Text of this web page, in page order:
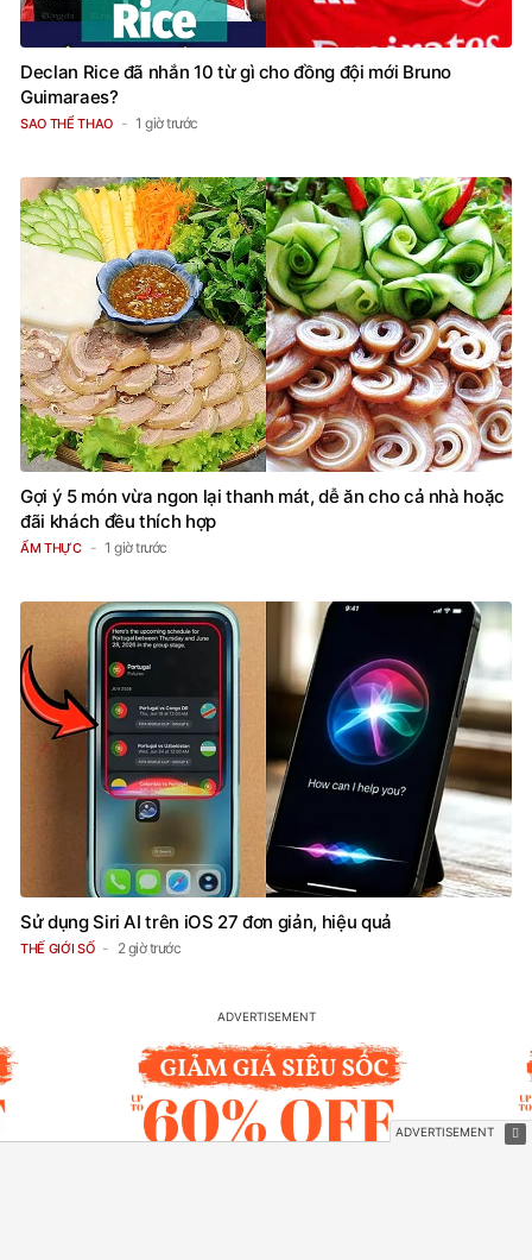
Declan Rice đã nhắn 10 từ gì cho đồng đội mới Bruno
Guimaraes?
SAO THỂ THAO 1 giờ trước
Gợi ý 5 món vừa ngon lại thanh mát, dễ ăn cho cả nhà hoặc
đãi khách đều thích hợp
ẨM THỰC 1 giờ trước
Sử dụng Siri AI trên iOS 27 đơn giản, hiệu quả
THẾ GIỚI SỐ 2 giờ trước